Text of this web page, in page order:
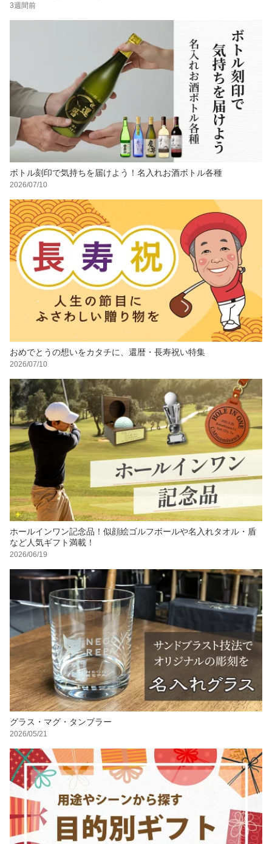
3週間前
ボトル刻印で気持ちを届けよう！名入れお酒ボトル各種
2026/07/10
おめでとうの想いをカタチに、還暦・長寿祝い特集
2026/07/10
ホールインワン記念品！似顔絵ゴルフボールや名入れタオル・盾
など人気ギフト満載！
2026/06/19
グラス・マグ・タンブラー
2026/05/21